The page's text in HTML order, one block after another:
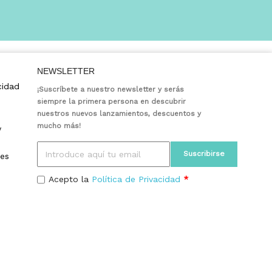
NEWSLETTER
¡Suscríbete a nuestro newsletter y serás
siempre la primera persona en descubrir
nuestros nuevos lanzamientos, descuentos y
mucho más!
Acepto la Política de Privacidad *